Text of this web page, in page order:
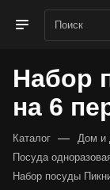
Набор
на 6
Каталог — Дом и
Посуда
Набор посуды